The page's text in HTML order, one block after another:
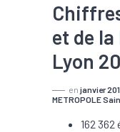
et de
Lyon
en janvier
METROPOLE
162